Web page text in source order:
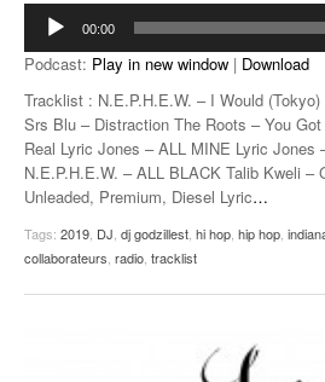
Lecteur
audio
00:00
Podcast: Play in new window | Download
Tracklist : N.E.P.H.E.W. – I Would
Srs Blu – Distraction The Roots – You
Real Lyric Jones – ALL MINE Lyric Jones
N.E.P.H.E.W. – ALL BLACK Talib Kweli –
Unleaded, Premium, Diesel Lyric…
Tags: 2019 DJ dj godzillest hi hop hip hop
collaborateurs radio tracklist